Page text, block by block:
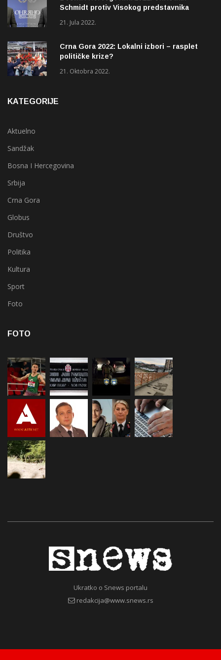
Schmidt protiv Visokog predstavnika
21. Jula 2022.
Crna Gora 2022: Lokalni izbori – rasplet
političke krize?
21. Oktobra 2022.
KATEGORIJE
Aktuelno
Sandžak
Bosna I Hercegovina
Srbija
Crna Gora
Globus
Društvo
Politika
Kultura
Sport
Foto
FOTO
Ukratko o Snews portalu
redakcija@www.snews.rs